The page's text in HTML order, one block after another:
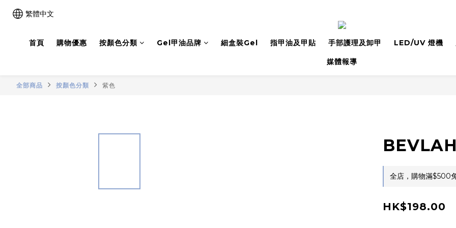
繁體中文
首頁 購物優惠 按顏色分類 Gel甲油品牌 細盒裝Gel 指甲油及甲貼 手部護理及卸甲 LED/UV 燈機
媒體報導
全部商品 按顏色分類 紫色
全店，購物滿$500
HK$198.00